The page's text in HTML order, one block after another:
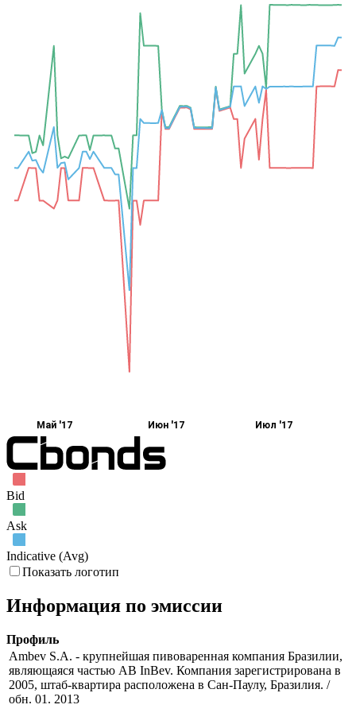
Май '17 Июн '17 Июл '17
Bid
Ask
Indicative (Avg)
Показать логотип
Информация по эмиссии
Профиль
Ambev S.A. - крупнейшая пивоваренная компания Бразилии,
являющаяся частью AB InBev. Компания зарегистрирована в
2005, штаб-квартира расположена в Сан-Паулу, Бразилия. /
обн. 01. 2013